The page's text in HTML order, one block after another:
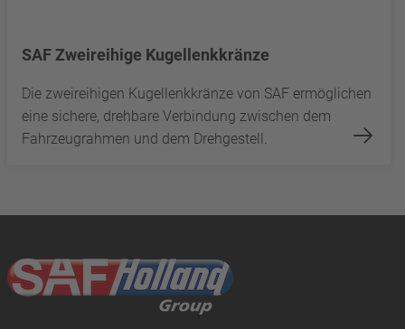
SAF Zweireihige Kugellenkkränze
Die zweireihigen Kugellenkkränze von SAF ermöglichen
eine sichere, drehbare Verbindung zwischen dem
Fahrzeugrahmen und dem Drehgestell.